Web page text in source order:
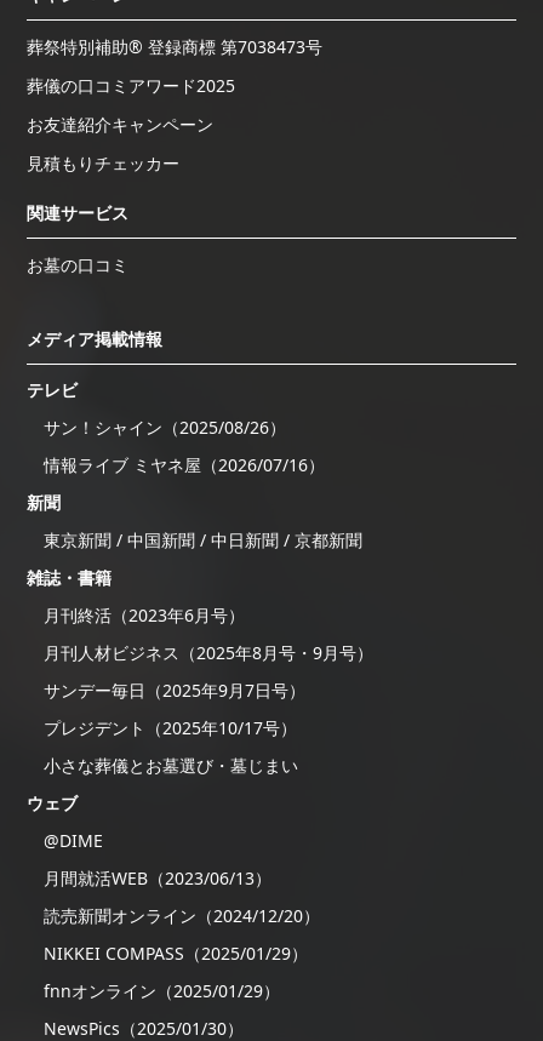
葬祭特別補助® 登録商標 第7038473号
葬儀の口コミアワード2025
お友達紹介キャンペーン
見積もりチェッカー
関連サービス
お墓の口コミ
メディア掲載情報
テレビ
サン！シャイン（2025/08/26）
情報ライブ ミヤネ屋（2026/07/16）
新聞
東京新聞 / 中国新聞 / 中日新聞 / 京都新聞
雑誌・書籍
月刊終活（2023年6月号）
月刊人材ビジネス（2025年8月号・9月号）
サンデー毎日（2025年9月7日号）
プレジデント（2025年10/17号）
小さな葬儀とお墓選び・墓じまい
ウェブ
@DIME
月間就活WEB（2023/06/13）
読売新聞オンライン（2024/12/20）
NIKKEI COMPASS（2025/01/29）
fnnオンライン（2025/01/29）
NewsPics（2025/01/30）